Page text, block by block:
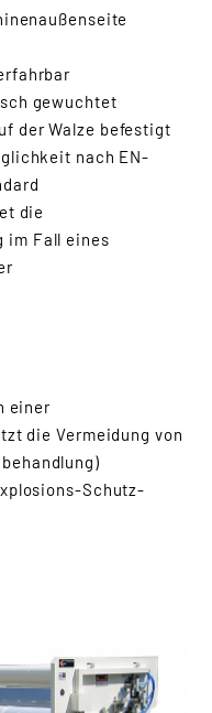
gewuchtet
der Walze befestigt
nach EN-
die
im Fall eines
einer
die Vermeidung von
Schutz-